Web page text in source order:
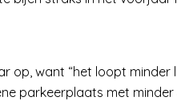
want “het loopt minder
parkeerplaats met